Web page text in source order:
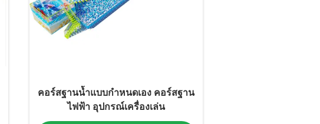
คอร์สฐานน้ำแบบกำหนดเอง คอร์สฐาน
ไฟฟ้า อุปกรณ์เครื่องเล่น